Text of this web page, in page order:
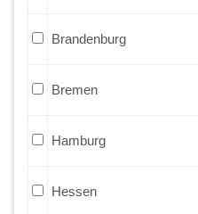
Brandenburg
Bremen
Hamburg
Hessen